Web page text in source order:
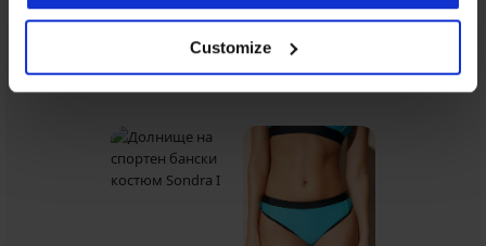
Customize
От същата колекция Покажи